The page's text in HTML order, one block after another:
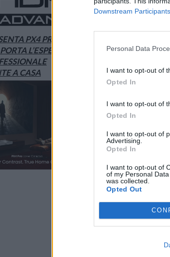
Downstream Participants
Personal Data
I want to opt-out of
Opted In
I want to opt-out of
Opted In
I want to opt-out of
Advertising.
Opted In
I want to opt-out of
of my Personal
was collected.
Opted Out
Il sito
PX4 PRO, IL LASER
L’ESPERIENZA DEL
A CASA